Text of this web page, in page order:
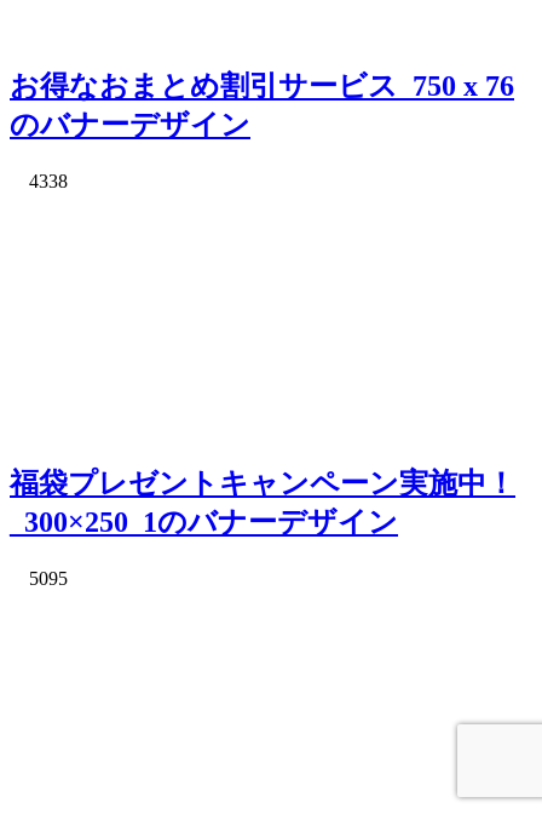
お得なおまとめ割引サービス_750 x 76
のバナーデザイン
4338
福袋プレゼントキャンペーン実施中！
_300×250_1のバナーデザイン
5095